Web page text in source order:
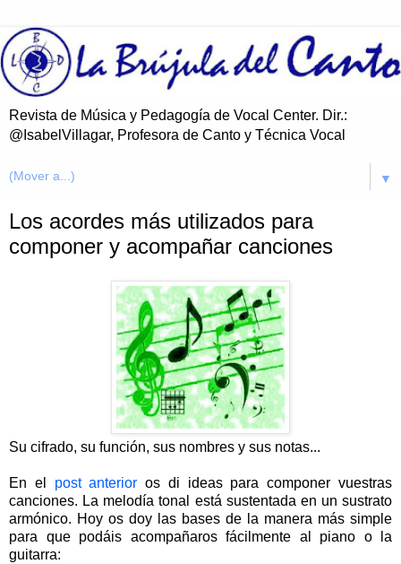
Revista de Música y Pedagogía de Vocal Center. Dir.:
@IsabelVillagar, Profesora de Canto y Técnica Vocal
▼
Los acordes más utilizados para
componer y acompañar canciones
Su cifrado, su función, sus nombres y sus notas...
En el post anterior os di ideas para componer vuestras
canciones. La melodía tonal está sustentada en un sustrato
armónico. Hoy os doy las bases de la manera más simple
para que podáis acompañaros fácilmente al piano o la
guitarra: